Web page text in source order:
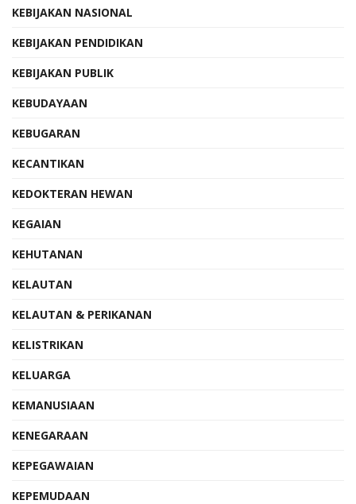
KEBIJAKAN NASIONAL
KEBIJAKAN PENDIDIKAN
KEBIJAKAN PUBLIK
KEBUDAYAAN
KEBUGARAN
KECANTIKAN
KEDOKTERAN HEWAN
KEGAIAN
KEHUTANAN
KELAUTAN
KELAUTAN & PERIKANAN
KELISTRIKAN
KELUARGA
KEMANUSIAAN
KENEGARAAN
KEPEGAWAIAN
KEPEMUDAAN